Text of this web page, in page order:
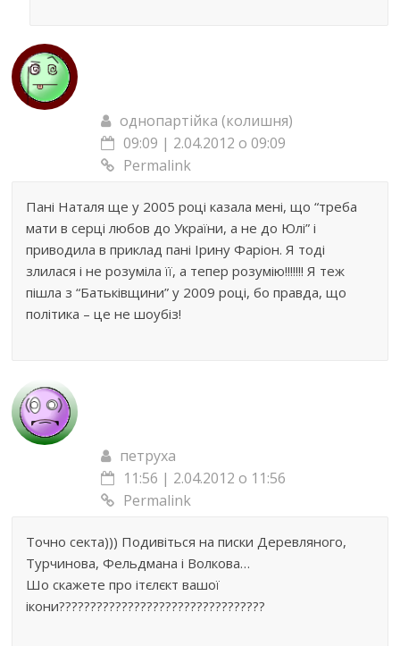
однопартійка (колишня)
09:09 | 2.04.2012 о 09:09
Permalink
Пані Наталя ще у 2005 році казала мені, що “треба
мати в серці любов до України, а не до Юлі” і
приводила в приклад пані Ірину Фаріон. Я тоді
злилася і не розуміла її, а тепер розумію!!!!!!! Я теж
пішла з “Батьківщини” у 2009 році, бо правда, що
політика – це не шоубіз!
петруха
11:56 | 2.04.2012 о 11:56
Permalink
Точно секта))) Подивіться на писки Деревляного,
Турчинова, Фельдмана і Волкова…
Шо скажете про ітєлєкт вашої
ікони?????????????????????????????????